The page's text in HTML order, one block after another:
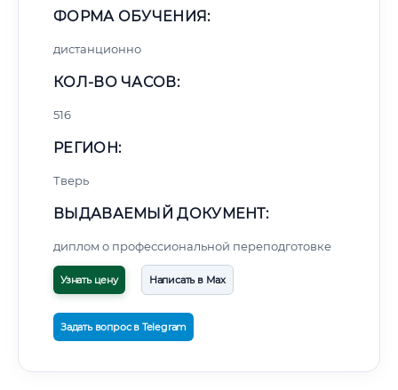
ФОРМА ОБУЧЕНИЯ:
дистанционно
КОЛ-ВО ЧАСОВ:
516
РЕГИОН:
Тверь
ВЫДАВАЕМЫЙ ДОКУМЕНТ:
диплом о профессиональной переподготовке
Узнать цену Написать в Max
Задать вопрос в Telegram